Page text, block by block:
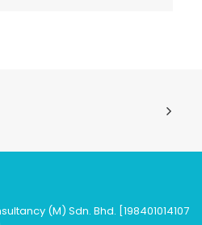
(M) Sdn. Bhd. [198401014107